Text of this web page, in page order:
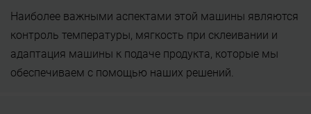
Наиболее важными аспектами этой машины являются
контроль температуры, мягкость при склеивании и
адаптация машины к подаче продукта, которые мы
обеспечиваем с помощью наших решений.